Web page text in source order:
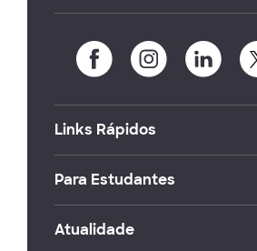
Links Rápidos
Para Estudantes
Atualidade